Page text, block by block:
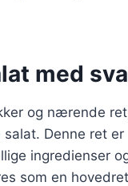
med
og nærende
Denne ret
ingredienser
som en